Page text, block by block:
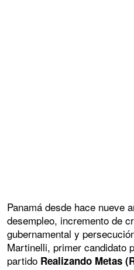
Panamá desde hace nueve
desempleo, incremento de
gubernamental y
Martinelli, primer candidato
partido Realizando Metas